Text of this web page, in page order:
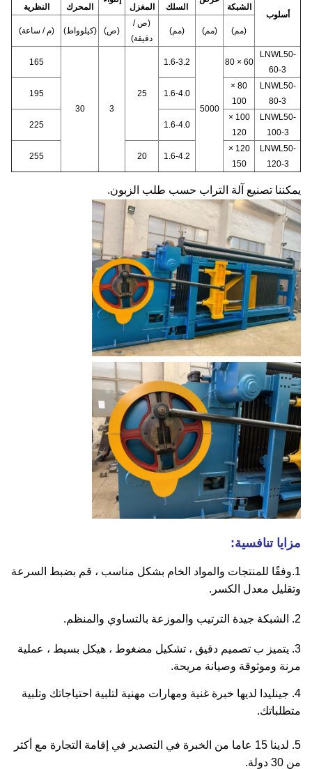
أسلوب
الشبكة السلك المغزل المحرك النظرية
(مم) (مم) (مم)
(ص /
دقيقة)
(ص) (كيلوواط) (م / ساعة)
LNWL50-
60-3
60 × 80
5000
1.6-3.2
25
30
165
LNWL50-
80-3
80 ×
100
1.6-4.0
195
LNWL50-
100-3
100 ×
120
1.6-4.0
225
LNWL50-
120-3
120 ×
150
1.6-4.2
20
255
يمكننا تصنيع آلة التراب حسب طلب الزبون.
مزايا تنافسية:
1.وفقًا للمنتجات والمواد الخام بشكل مناسب ، قم بضبط السرعة
وتقليل معدل الكسر.
2. الشبكة جيدة الترتيب والموزعة بالتساوي والمنظم.
3. يتميز ب
تصميم دقيق ، تشكيل مضغوط ، هيكل بسيط ، عملية
مرنة وموثوقة وصيانة مريحة.
4. جينليدا لديها خبرة غنية ومهارات مهنية لتلبية احتياجاتك وتلبية
متطلباتك.
5. لدينا 15 عاما من الخبرة في التصدير في إقامة التجارة مع أكثر
من 30 دولة.